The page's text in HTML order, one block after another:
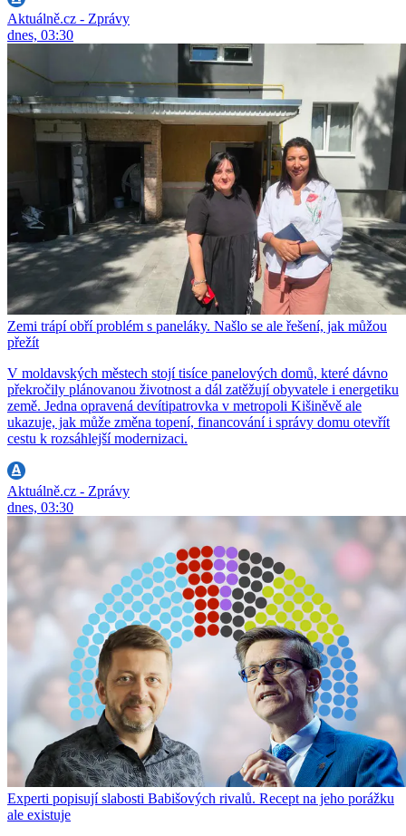
Aktuálně.cz - Zprávy
dnes, 03:30
Zemi trápí obří problém s paneláky. Našlo se ale řešení, jak můžou
přežít
V moldavských městech stojí tisíce panelových domů, které dávno
překročily plánovanou životnost a dál zatěžují obyvatele i energetiku
země. Jedna opravená devítipatrovka v metropoli Kišiněvě ale
ukazuje, jak může změna topení, financování i správy domu otevřít
cestu k rozsáhlejší modernizaci.
Aktuálně.cz - Zprávy
dnes, 03:30
Experti popisují slabosti Babišových rivalů. Recept na jeho porážku
ale existuje